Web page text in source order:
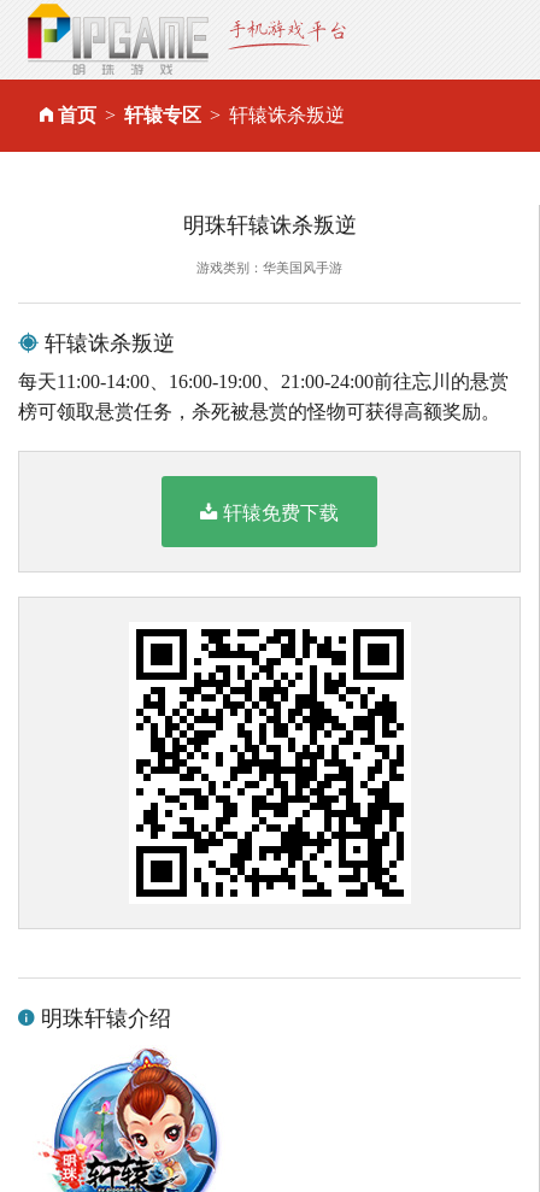
首页 轩辕专区 轩辕诛杀叛逆
明珠轩辕诛杀叛逆
游戏类别：华美国风手游
轩辕诛杀叛逆
每天11:00-14:00、16:00-19:00、21:00-24:00前往忘川的悬赏
榜可领取悬赏任务，杀死被悬赏的怪物可获得高额奖励。
轩辕免费下载
明珠轩辕介绍